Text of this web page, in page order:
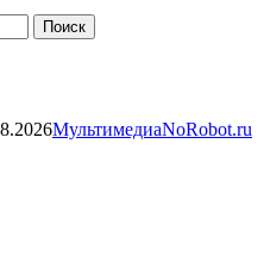
МультимедиаNoRobot.ru